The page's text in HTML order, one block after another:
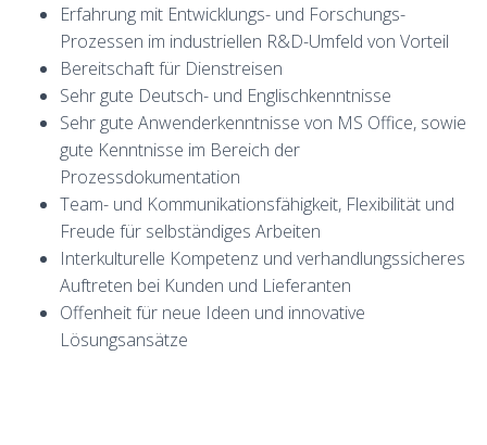
Erfahrung mit Entwicklungs- und Forschungs-
Prozessen im industriellen R&D-Umfeld von Vorteil
Bereitschaft für Dienstreisen
Sehr gute Deutsch- und Englischkenntnisse
Sehr gute Anwenderkenntnisse von MS Office, sowie
gute Kenntnisse im Bereich der
Prozessdokumentation
Team- und Kommunikationsfähigkeit, Flexibilität und
Freude für selbständiges Arbeiten
Interkulturelle Kompetenz und verhandlungssicheres
Auftreten bei Kunden und Lieferanten
Offenheit für neue Ideen und innovative
Lösungsansätze